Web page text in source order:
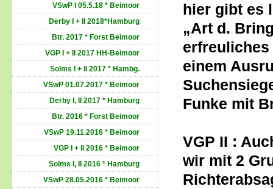
hier gibt es
„Art d.
einem
Funke mit
VGP II :
wir mit 2
VSwP I 05.5.18 * Beimoor
Derby I + II 2018*Hamburg
Btr. 2017 * Forst Beimoor
VGP I + II 2017 HH-Beimoor
Solms I + II 2017 * Hambg.
VSwP 01.07.2017 * Beimoor
Derby I, II 2017 * Hamburg
Btr. 2016 * Forst Beimoor
VSwP 19.11.2016 * Beimoor
VGP I + II 2016 * Beimoor
Solms I, II 2016 * Hamburg
VSwP 28.05.2016 * Beimoor